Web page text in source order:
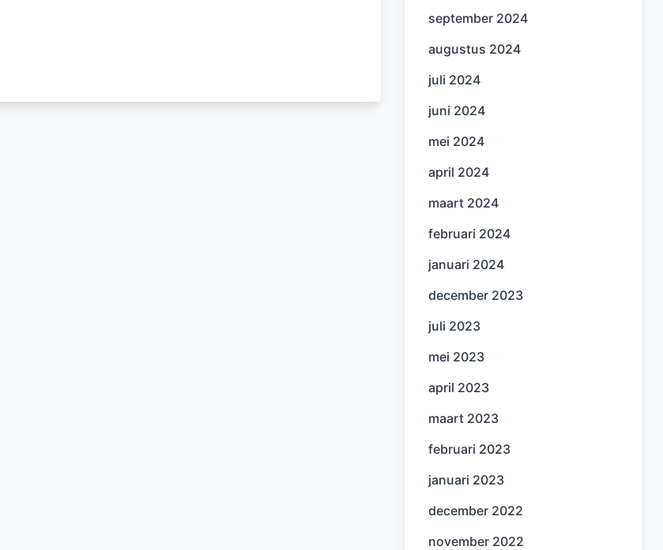
september 2024
augustus 2024
juli 2024
juni 2024
mei 2024
april 2024
maart 2024
februari 2024
januari 2024
december 2023
juli 2023
mei 2023
april 2023
maart 2023
februari 2023
januari 2023
december 2022
november 2022